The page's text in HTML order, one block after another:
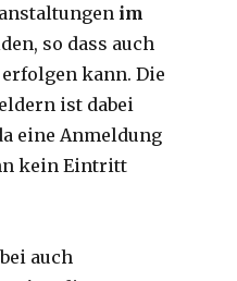
im
so dass auch
kann. Die
ist dabei
eine Anmeldung
kein Eintritt
auch